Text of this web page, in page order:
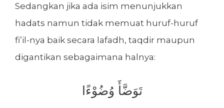
Sedangkan jika ada isim menunjukkan
hadats namun tidak memuat huruf-huruf
fi’il-nya baik secara lafadh, taqdir maupun
digantikan sebagaimana halnya:
تَوَضَّأَ وُضُوْءًا